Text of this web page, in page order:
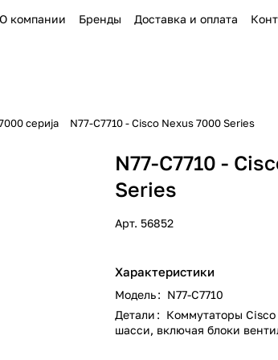
компании Бренды Доставка и оплата
сериja N77-C7710 - Cisco Nexus 7000 Series
N77-C7710 -
Series
Арт. 56852
Характеристики
Модель: N77-C7710
Детали: Коммутаторы Cisco
шасси, включая блоки